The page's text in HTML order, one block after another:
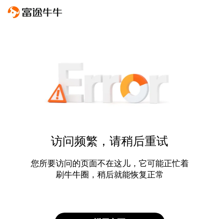
访问频繁，请稍后重试
您所要访问的页面不在这儿，它可能正忙着
刷牛牛圈，稍后就能恢复正常